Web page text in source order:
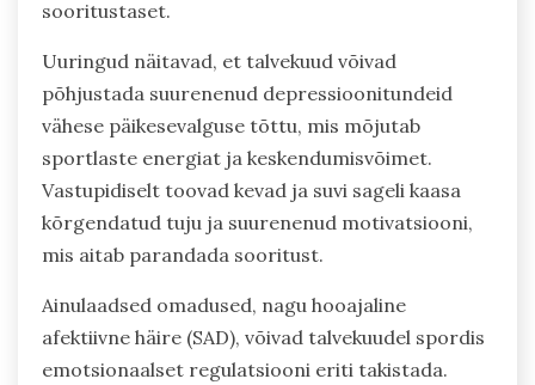
sooritustaset.
Uuringud näitavad, et talvekuud võivad
põhjustada suurenenud depressioonitundeid
vähese päikesevalguse tõttu, mis mõjutab
sportlaste energiat ja keskendumisvõimet.
Vastupidiselt toovad kevad ja suvi sageli kaasa
kõrgendatud tuju ja suurenenud motivatsiooni,
mis aitab parandada sooritust.
Ainulaadsed omadused, nagu hooajaline
afektiivne häire (SAD), võivad talvekuudel spordis
emotsionaalset regulatsiooni eriti takistada.